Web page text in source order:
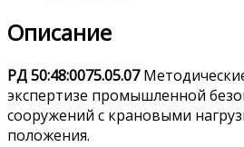
Описание
РД50:48:0075.05.07
экспертизе промышленной
сооружений с крановыми
положения.